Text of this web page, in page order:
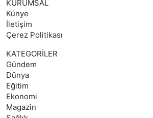
KURUMSAL
Künye
İletişim
Çerez Politikası
KATEGORİLER
Gündem
Dünya
Eğitim
Ekonomi
Magazin